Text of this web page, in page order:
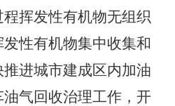
挥发性有机物无组织
性有机物集中收集和
进城市建成区内加油
气回收治理工作，开